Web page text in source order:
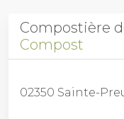
Compostière
Compost
02350 Sainte-